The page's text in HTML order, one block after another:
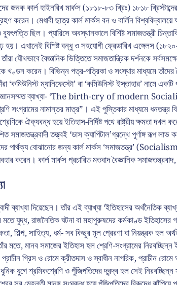
জনক কার্ল হাইনরিখ মার্কস (১৮১৮-৮৩ খ্রিঃ) ১৮১৮
করেন। মেধাবী ছাত্র কার্ল মার্কস বন ও বার্লিন
ব্যুৎপত্তি ছিল। প্যারিসে অবস্থানকালে বিশিষ্ট সমাজতন্ত্রী
হয়। এখানেই বিশিষ্ট বন্ধু ও সহযোগী ফ্রেডারিখ এঙ্গেলস
যৌথভাবে বৈজ্ঞানিক ভিত্তিতে সমাজতান্ত্রিক দর্শনকে
খণ্ডন করেন। বিভিন্ন পত্র-পত্রিকা ও সংস্থার মাধ্যমে
‘কমিউনিস্ট ম্যানিফেস্টো’ বা ‘কমিউনিস্ট ইস্তাহার’ নামে
ব্যাখ্যা- ‘The birth-cry of modern
সংগ্রামের নামান্তর মাত্র”। এই পুস্তিকার মাধ্যমে ধনতন্ত্র
ঐক্যবন্ধ হয়ে ইতিহাস-নির্দিষ্ট পথে রাষ্ট্রীয় ক্ষমতা দখল
সমাজতন্ত্রবাদী তত্ত্বই ‘ডাস ক্যাপিটাল’গ্রন্থে পূর্ণাঙ্গ রূপ
পার্থক্য বোঝানোর জন্য কার্ল মার্কস ‘সমাজতন্ত্র’
কার্ল মার্কস প্রচারিত মতবাদ বৈজ্ঞানিক সমাজতন্ত্রবাদ,
ব্যাখ্যা দিয়েছেন। তাঁর এই ব্যাখ্যা ‘ইতিহাসের অর্থনৈতিক
মতে যুদ্ধ, রাজনৈতিক ঘটনা বা মহাপুরুষদের কর্মকাণ্ড ইতিহাসের
শিল্প, সাহিত্য, ধর্ম- সব কিছুর মূল প্রেরণা বা নিয়ন্ত্রক হল
মতে, মানব সমাজের ইতিহাস হল শ্রেণি-সংগ্রামের
গ্রিস ও রোমে ক্রীতদাস ও স্বাধীন নাগরিক, প্রাচীন
যুগে শ্রমিকশ্রেণি ও পুঁজিপতিদের দ্বন্দ্ব হল সেই নিরবচ্ছিন্ন